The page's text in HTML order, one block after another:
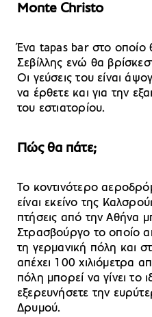
Monte Christo
Ένα tapas bar στο οποίο
Σεβίλλης ενώ θα
Οι γεύσεις του είναι
να έρθετε και για την
του εστιατορίου.
Πώς θα πάτε;
Το κοντινότερο
είναι εκείνο της
πτήσεις από την Αθήνα
Στρασβούργο το οποίο
τη γερμανική πόλη και
απέχει 100 χιλιόμετρα
πόλη μπορεί να γίνει το
εξερευνήσετε την
Δρυμού.